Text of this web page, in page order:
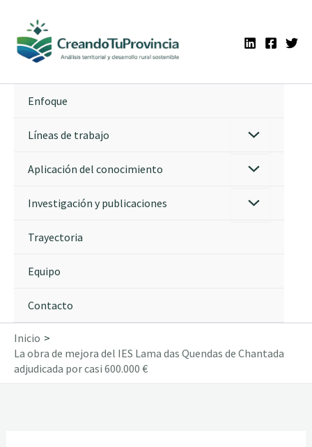
contenido
Enfoque
Líneas de trabajo
Aplicación del conocimiento
Investigación y publicaciones
Trayectoria
Equipo
Contacto
Inicio
La obra de mejora del IES Lama das Quendas de Chantada
adjudicada por casi 600.000 €